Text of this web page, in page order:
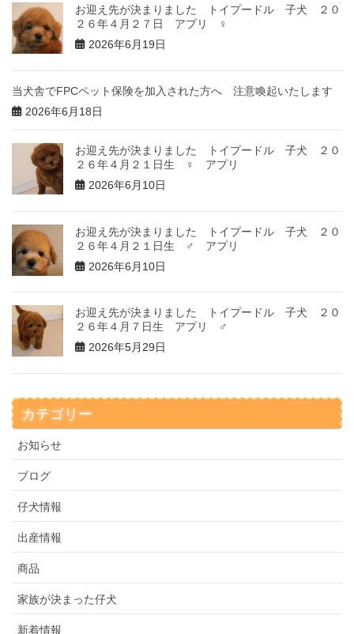
お迎え先が決まりました トイプードル 子犬 ２０
２６年４月２７日 アプリ ♀
2026年6月19日
当犬舎でFPCペット保険を加入された方へ 注意喚起いたします
2026年6月18日
お迎え先が決まりました トイプードル 子犬 ２０
２６年４月２１日生 ♀ アプリ
2026年6月10日
お迎え先が決まりました トイプードル 子犬 ２０
２６年４月２１日生 ♂ アプリ
2026年6月10日
お迎え先が決まりました トイプードル 子犬 ２０
２６年４月７日生 アプリ ♂
2026年5月29日
カテゴリー
お知らせ
ブログ
仔犬情報
出産情報
商品
家族が決まった仔犬
新着情報